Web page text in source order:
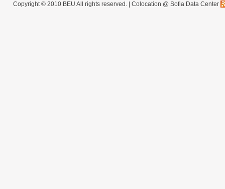
Copyright © 2010 BEU All rights reserved. | Colocation @ Sofia Data Center